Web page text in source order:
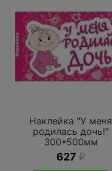
Наклейка "У меня
родилась дочь!"
300*500мм
627 ₽